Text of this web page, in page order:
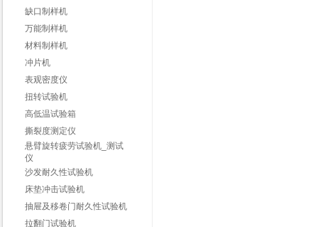
缺口制样机
万能制样机
材料制样机
冲片机
表观密度仪
扭转试验机
高低温试验箱
撕裂度测定仪
悬臂旋转疲劳试验机_测试
仪
沙发耐久性试验机
床垫冲击试验机
抽屉及移卷门耐久性试验机
拉翻门试验机